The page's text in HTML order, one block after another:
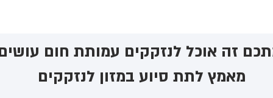
זה אוכל לנזקקים ​עמותת חום
מאמץ לתת סיוע במזון לנזקקים